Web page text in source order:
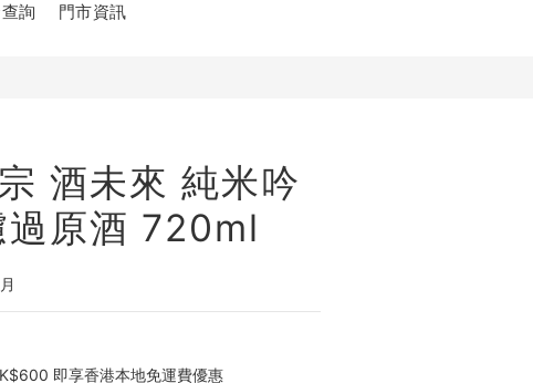
詢 門市資訊
酒未來 純米吟
過原酒 720ml
即享香港本地免運費優惠